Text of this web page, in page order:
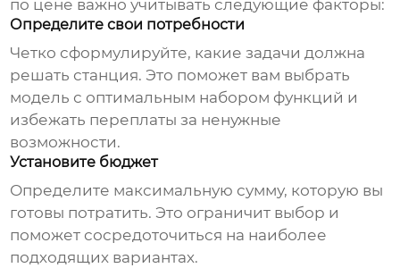
по цене важно учитывать следующие факторы:
Определите свои потребности
Четко сформулируйте, какие задачи должна
решать станция. Это поможет вам выбрать
модель с оптимальным набором функций и
избежать переплаты за ненужные
возможности.
Установите бюджет
Определите максимальную сумму, которую вы
готовы потратить. Это ограничит выбор и
поможет сосредоточиться на наиболее
подходящих вариантах.